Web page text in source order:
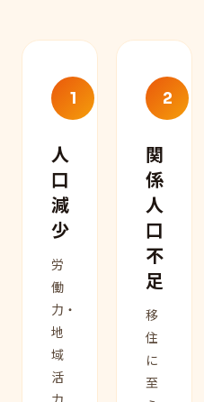
1
人
口
減
少
労
働
力・
地
域
活
2
関
係
人
口
不
足
移
住
に
至